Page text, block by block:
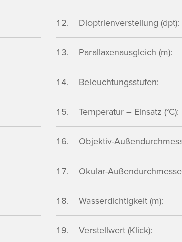
Dioptrienverstellung (dpt):
Parallaxenausgleich (m):
Beleuchtungsstufen:
Temperatur – Einsatz (°C):
Objektiv-
Okular-
Wasserdichtigkeit (m):
Verstellwert (Klick):